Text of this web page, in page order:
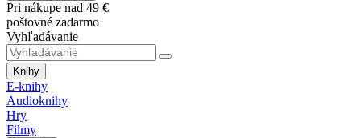
Pri nákupe nad 49 €
poštovné zadarmo
Vyhľadávanie
Knihy
E-knihy
Audioknihy
Hry
Filmy